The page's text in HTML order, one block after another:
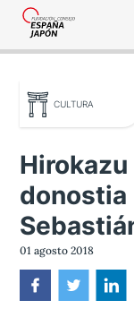
CULTURA
donostia
01 agosto 2018